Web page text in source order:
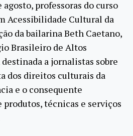
agosto, professoras do curso
Acessibilidade Cultural da
da bailarina Beth Caetano,
Brasileiro de Altos
a jornalistas sobre
dos direitos culturais da
e o consequente
técnicas e serviços